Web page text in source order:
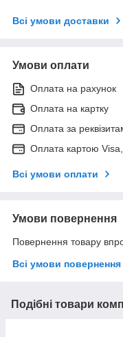
Всі умови доставки
Умови оплати
Оплата на рахунок
Оплата на картку
Оплата за
Оплата картою
Всі умови оплати
Умови повернення
Повернення товару
Всі умови повернення
Подібні товари